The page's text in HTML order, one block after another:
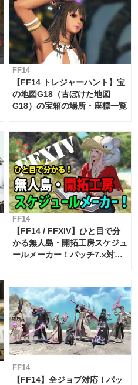
FF14
【FF14 トレジャーハント】宝
の地図G18（古ぼけた地図
G18）の宝箱の場所・座標一覧
FF14
【FF14 / FFXIV】ひと目で分
かる無人島・開拓工房スケジュ
ールメーカー！パッチ7.x対応
FF14
【FF14】全ジョブ対応！パッ